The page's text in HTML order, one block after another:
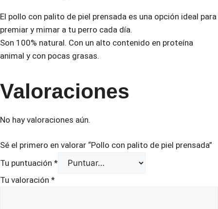
El pollo con palito de piel prensada es una opción ideal para
premiar y mimar a tu perro cada día.
Son 100% natural. Con un alto contenido en proteína
animal y con pocas grasas.
Valoraciones
No hay valoraciones aún.
Sé el primero en valorar “Pollo con palito de piel prensada”
Tu puntuación *
Tu valoración *